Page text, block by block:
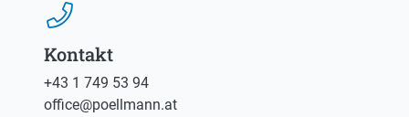
Kontakt
+43 1 749 53 94
ta.nnamlleop
@
eciffo